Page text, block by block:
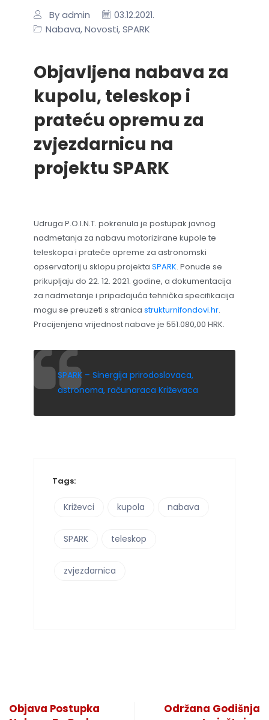
By admin 03.12.2021.
Nabava, Novosti, SPARK
Objavljena nabava za
kupolu, teleskop i
prateću opremu za
zvjezdarnicu na
projektu SPARK
Udruga P.O.I.N.T. pokrenula je postupak javnog
nadmetanja za nabavu motorizirane kupole te
teleskopa i prateće opreme za astronomski
opservatorij u sklopu projekta SPARK. Ponude se
prikupljaju do 22. 12. 2021. godine, a dokumentacija
za nadmetanje i pripadajuća tehnička specifikacija
mogu se preuzeti s stranica strukturnifondovi.hr.
Procijenjena vrijednost nabave je 551.080,00 HRK.
SPARK – Sinergija prirodoslovaca,
astronoma, računaraca Križevaca
Tags:
Križevci kupola nabava
SPARK teleskop
zvjezdarnica
Objava Postupka
Održana Godišnja